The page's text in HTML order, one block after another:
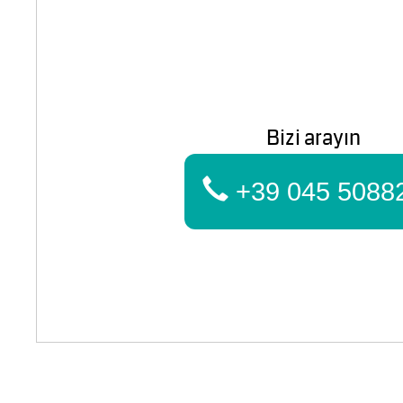
Bizi arayın
+39 045